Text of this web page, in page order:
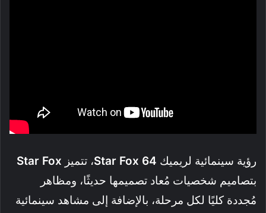
رؤية سينمائية لريميك Star Fox 64، تتميز Star Fox
بتصاميم شخصيات مُعاد تصميمها حديثًا، ومظاهر
مُجددة كليًا لكل مرحلة، بالإضافة إلى مشاهد سينمائية